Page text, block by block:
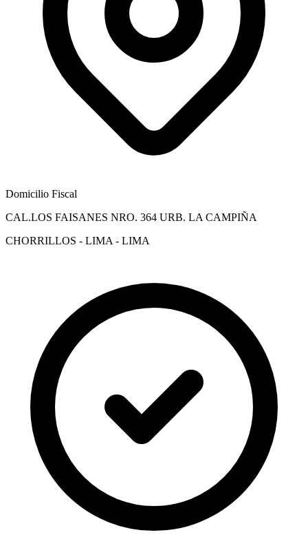
Domicilio Fiscal
CAL.LOS FAISANES NRO. 364 URB. LA CAMPIÑA
CHORRILLOS - LIMA - LIMA